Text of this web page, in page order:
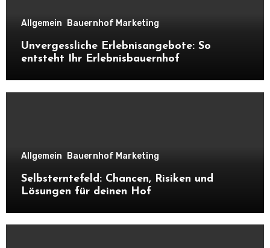
Allgemein Bauernhof Marketing
Unvergessliche Erlebnisangebote: So
entsteht Ihr Erlebnisbauernhof
Allgemein Bauernhof Marketing
Selbsterntefeld: Chancen, Risiken und
Lösungen für deinen Hof